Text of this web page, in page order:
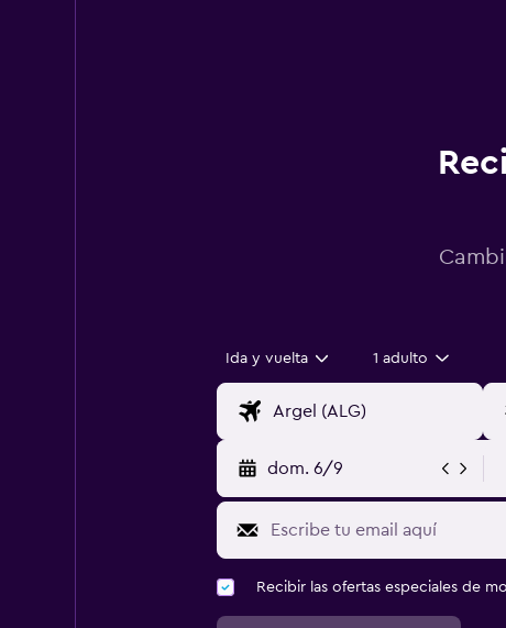
Ida y vuelta 1 adulto
dom. 6/9
Recibir las ofertas especiales de